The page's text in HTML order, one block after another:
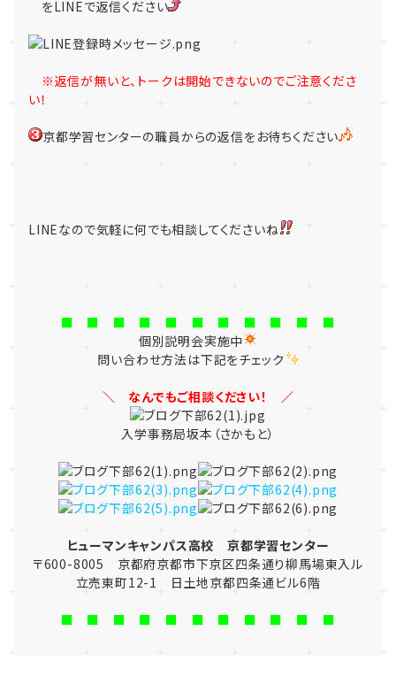
をLINEで返信ください
※返信が無いと、トークは開始できないのでご注意くださ
い！
京都学習センターの職員からの返信をお待ちください
LINEなので気軽に何でも相談してくださいね
■ ■ ■ ■ ■ ■ ■ ■ ■ ■ ■
個別説明会実施中
問い合わせ方法は下記をチェック
＼ なんでもご相談ください！ ／
入学事務局坂本（さかもと）
ヒューマンキャンパス高校 京都学習センター
〒600-8005 京都府京都市下京区四条通り柳馬場東入ル
立売東町12-1 日土地京都四条通ビル6階
■ ■ ■ ■ ■ ■ ■ ■ ■ ■ ■